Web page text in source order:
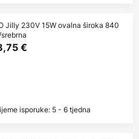
Jilly 230V 15W ovalna široka 840
€
isporuke: 5 - 6 tjedna